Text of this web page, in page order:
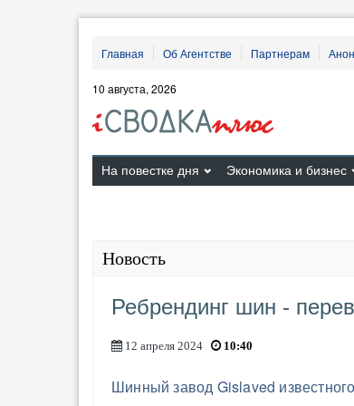
Главная Об Агентстве Партнерам
10 августа, 2026
На повестке дня Экономика и бизнес
Новость
Ребрендинг шин -
12 апреля 2024 10:40
Шинный завод Gislaved